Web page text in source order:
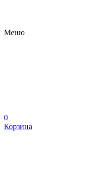
Меню
0
Корзина